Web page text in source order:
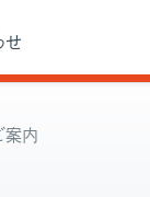
せ
案内